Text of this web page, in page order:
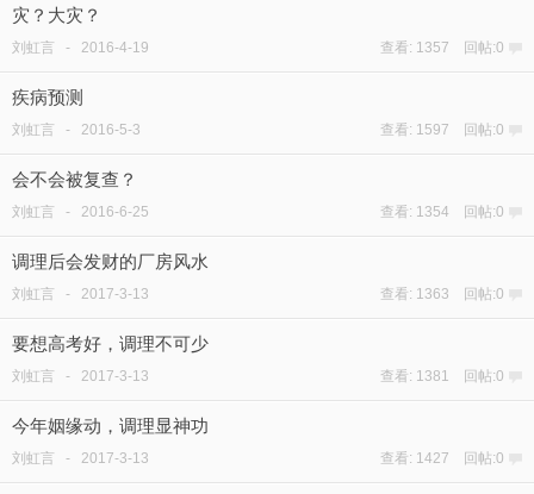
灾？大灾？
刘虹言 - 2016-4-19 查看: 1357 回帖:0
疾病预测
刘虹言 - 2016-5-3 查看: 1597 回帖:0
会不会被复查？
刘虹言 - 2016-6-25 查看: 1354 回帖:0
调理后会发财的厂房风水
刘虹言 - 2017-3-13 查看: 1363 回帖:0
要想高考好，调理不可少
刘虹言 - 2017-3-13 查看: 1381 回帖:0
今年姻缘动，调理显神功
刘虹言 - 2017-3-13 查看: 1427 回帖:0